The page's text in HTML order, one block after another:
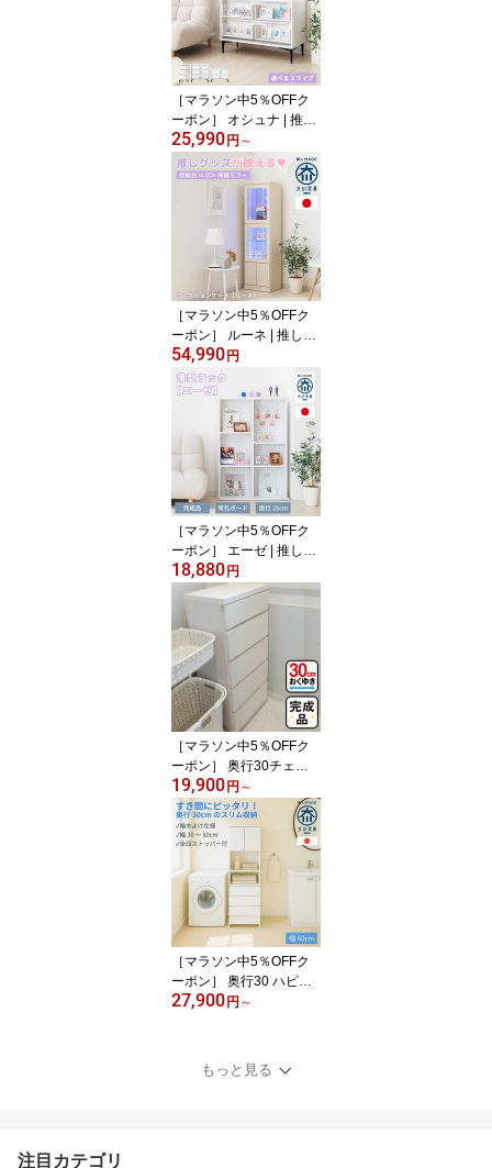
キーホルダー 本棚 推し
グッズ収納 回転収納 回
転ラック 両面収納 コレ
クション棚 収納 推し活
家具
［マラソン中5％OFFク
ーポン］ オシュナ | 推し
活 収納 棚 祭壇 国産 推し
活 ケース チェスト ラッ
ク ワゴン 【 祭壇家具 推
し棚 推し収納 棚 収納家
具 ディスプレイ ディス
プレイラック アクスタ
キーホルダー アクキー
缶バッチ トレカ コレク
ション 推し活家具
25,990円 ～
［マラソン中5％OFFク
ーポン］ ルーネ | 推し活
収納 国産 コレクション
ケース 収納 棚 収納棚 ケ
ース ボックス 【 回転台
LED照明 背面ミラー デ
ィスプレイラック フィギ
ュア グッズ収納 アクス
タ ディスプレイラック
収納家具 カード ディス
プレイ 缶バッチ 推し活
家具
54,990円
［マラソン中5％OFFク
ーポン］ エーゼ | 推し活
収納 棚 ケース ラック ボ
ックス 壁かけ 薄型 ワゴ
ン 収納棚 国産 完成品 有
孔ボード 幅80cm 【 推し
棚 アクスタ キーホルダ
ー スリム 省スペース 可
動棚 白 コレクション デ
ィスプレイラック 雑誌
グッズ収納 穴あけ不要
18,880円
［マラソン中5％OFFク
ーポン］ 奥行30チェス
ト | 薄型チェスト 幅45 6
0 75 90 高さ79/97cm 5
段 4段 【 スリムチェスト
収納棚 棚 カウンター下
収納 ランドリーチェスト
サニタリー収納 脱衣所
洗面所 ランドリー収納
木製 引出し 隙間 日本製
狭い部屋 収納 洋服
19,900円 ～
［マラソン中5％OFFク
ーポン］ 奥行30 ハピネ
ス | 幅 30 35 40 45 50 55
洗面所収納 【 スリム 食
器棚 タオル 洗面所 収納
27,900円 ～
もっと見る
注目カテゴリ